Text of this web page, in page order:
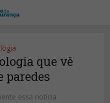
que vê
paredes
essa notícia